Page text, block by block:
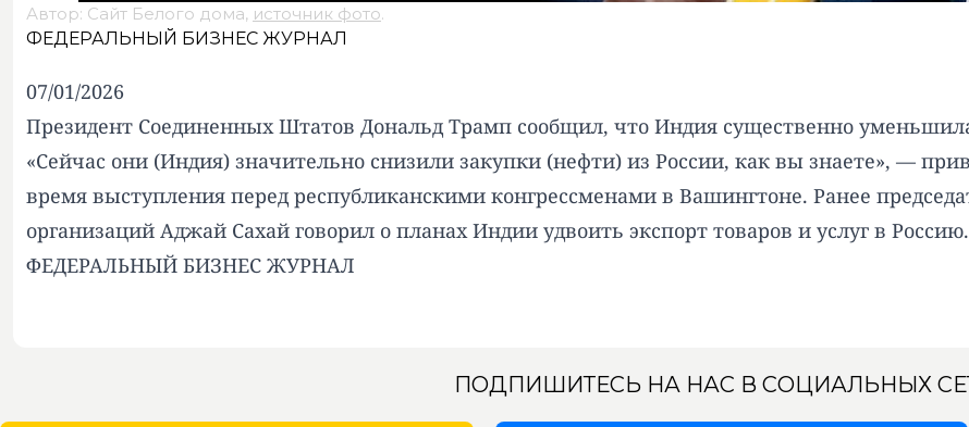
Автор: Сайт Белого дома, источник фото.
ФЕДЕРАЛЬНЫЙ БИЗНЕС ЖУРНАЛ
07/01/2026
Президент Соединенных Штатов Дональд Трамп сообщил, что Индия существенно
«Сейчас они (Индия) значительно снизили закупки (нефти) из России, как вы знаете», —
время выступления перед республиканскими конгрессменами в Вашингтоне. Ранее
организаций Аджай Сахай говорил о планах Индии удвоить экспорт товаров и услуг в Россию.
ФЕДЕРАЛЬНЫЙ БИЗНЕС ЖУРНАЛ
ПОДПИШИТЕСЬ НА НАС В СОЦИАЛЬНЫХ